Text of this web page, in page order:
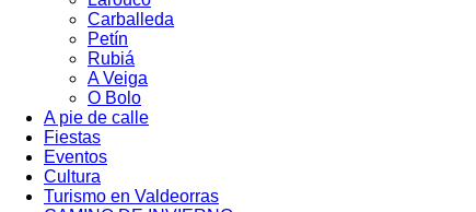
Carballeda
Petín
Rubiá
A Veiga
O Bolo
A pie de calle
Fiestas
Eventos
Cultura
Turismo en Valdeorras